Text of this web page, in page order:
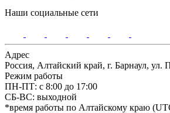
Наши социальные сети
Адрес
Россия, Алтайский край, г. Барнаул, ул.
Режим работы
ПН-ПТ: с 8:00 до 17:00
СБ-ВС: выходной
*время работы по Алтайскому краю